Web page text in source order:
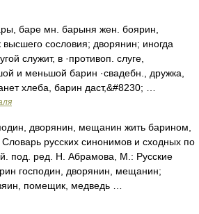
баре мн. барыня жен. боярин,
высшего сословия; дворянин; иногда
служит, в ·противоп. слуге,
и меньшой барин ·свадебн., дружка,
хлеба, барин даст,&#8230; …
дворянин, мещанин жить барином,
русских синонимов и сходных по
под. ред. Н. Абрамова, М.: Русские
господин, дворянин, мещанин;
помещик, медведь …